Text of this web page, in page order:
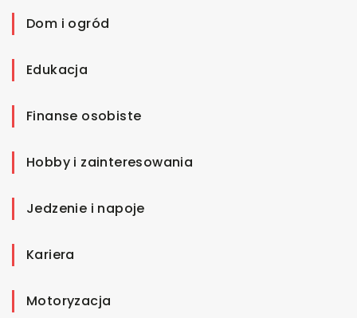
Dom i ogród
Edukacja
Finanse osobiste
Hobby i zainteresowania
Jedzenie i napoje
Kariera
Motoryzacja